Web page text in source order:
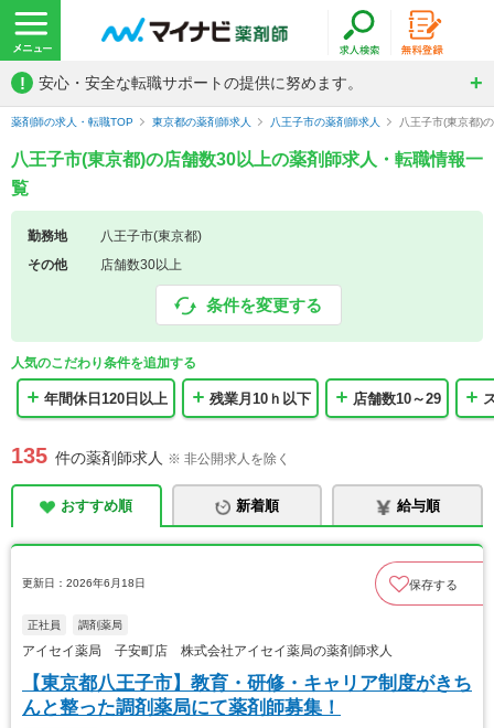
! 安心・安全な転職サポートの提供に努めます。
薬剤師の求人・転職TOP 東京都の薬剤師求人 八王子市の薬剤師求人 八王子市(東京都)
八王子市(東京都)の店舗数30以上の薬剤師求人・転職情報一
覧
勤務地
八王子市(東京都)
その他
店舗数30以上
条件を変更する
人気のこだわり条件を追加する
年間休日120日以上 残業月10ｈ以下 店舗数10～29
135 件の薬剤師求人 ※ 非公開求人を除く
おすすめ順 新着順 給与順
更新日：2026年6月18日 保存する
正社員 調剤薬局
アイセイ薬局 子安町店 株式会社アイセイ薬局の薬剤師求人
【東京都八王子市】教育・研修・キャリア制度がきち
んと整った調剤薬局にて薬剤師募集！